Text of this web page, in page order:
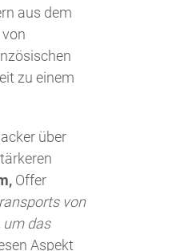
aus dem
zu einem
über
Offer
von
um das
Aspekt